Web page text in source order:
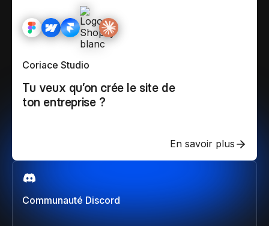
Communauté Discord
Coriace Studio
Tu veux qu’on crée le site de
ton entreprise ?
En savoir plus